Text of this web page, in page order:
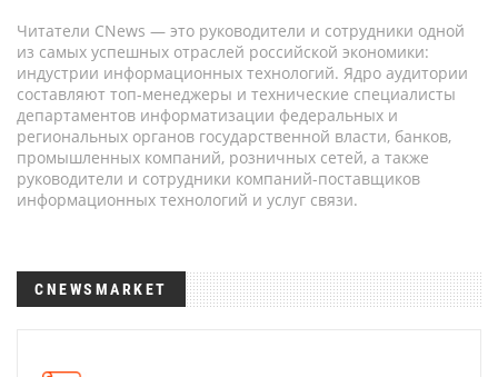
Читатели CNews — это руководители и сотрудники одной
из самых успешных отраслей российской экономики:
индустрии информационных технологий. Ядро аудитории
составляют топ-менеджеры и технические специалисты
департаментов информатизации федеральных и
региональных органов государственной власти, банков,
промышленных компаний, розничных сетей, а также
руководители и сотрудники компаний-поставщиков
информационных технологий и услуг связи.
CNEWSMARKET